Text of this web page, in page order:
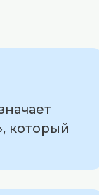
который